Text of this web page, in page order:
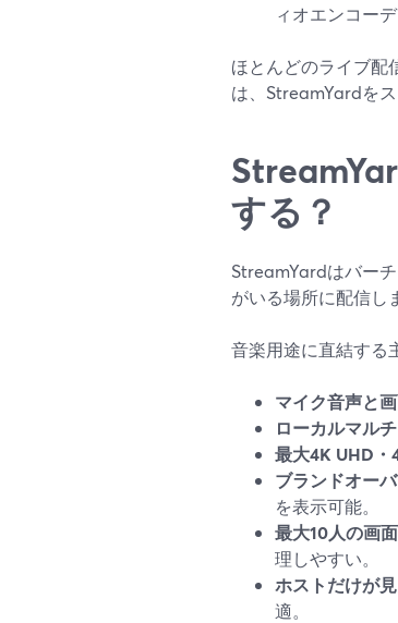
ィオエンコー
ほとんどのライブ配
は、StreamYardを
する？
StreamYardはバー
がいる場所に配信し
音楽用途に直結する
マイク音声と
ローカルマル
最大4K UHD
ブランドオー
を表示可能。
最大10人の画
理しやすい。
ホストだけが
適。